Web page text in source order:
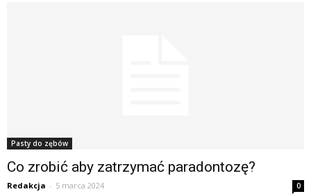
Pasty do zębów
Co zrobić aby zatrzymać paradontozę?
Redakcja - 5 marca 2024 0